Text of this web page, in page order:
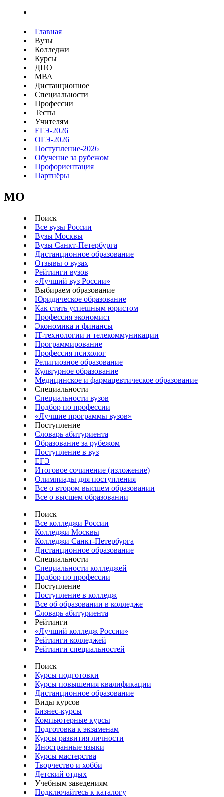
Главная
Вузы
Колледжи
Курсы
ДПО
МВА
Дистанционное
Специальности
Профессии
Тесты
Учителям
ЕГЭ-2026
ОГЭ-2026
Поступление-2026
Обучение за рубежом
Профориентация
Партнёры
MO
Поиск
Все вузы России
Вузы Москвы
Вузы Санкт-Петербурга
Дистанционное образование
Отзывы о вузах
Рейтинги вузов
«Лучший вуз России»
Выбираем образование
Юридическое образование
Как стать успешным юристом
Профессия экономист
Экономика и финансы
IT-технологии и телекоммуникации
Программирование
Профессия психолог
Религиозное образование
Культурное образование
Медицинское и фармацевтическое образование
Специальности
Специальности вузов
Подбор по профессии
«Лучшие программы вузов»
Поступление
Словарь абитуриента
Образование за рубежом
Поступление в вуз
ЕГЭ
Итоговое сочинение (изложение)
Олимпиады для поступления
Все о втором высшем образовании
Все о высшем образовании
Поиск
Все колледжи России
Колледжи Москвы
Колледжи Санкт-Петербурга
Дистанционное образование
Специальности
Специальности колледжей
Подбор по профессии
Поступление
Поступление в колледж
Все об образовании в колледже
Словарь абитуриента
Рейтинги
«Лучший колледж России»
Рейтинги колледжей
Рейтинги специальностей
Поиск
Курсы подготовки
Курсы повышения квалификации
Дистанционное образование
Виды курсов
Бизнес-курсы
Компьютерные курсы
Подготовка к экзаменам
Курсы развития личности
Иностранные языки
Курсы мастерства
Творчество и хобби
Детский отдых
Учебным заведениям
Подключайтесь к каталогу